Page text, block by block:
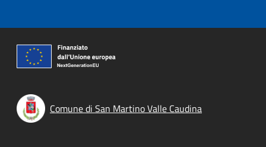
Comune di San Martino Valle Caudina